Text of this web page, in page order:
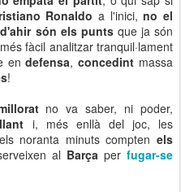
Ronaldo a l'inici,no el
són els puntsque ja són
fàcil analitzar tranquil·lament
endefensa,concedint massa
!
no va saber, ni poder,
i, més enllà del joc, les
noranta minuts compten els
al Barça perfugar-se